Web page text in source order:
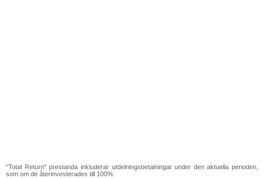
"Total Return" prestanda inkluderar utdelningsbetalningar under den aktuella perioden,
som om de återinvesterades till 100%.